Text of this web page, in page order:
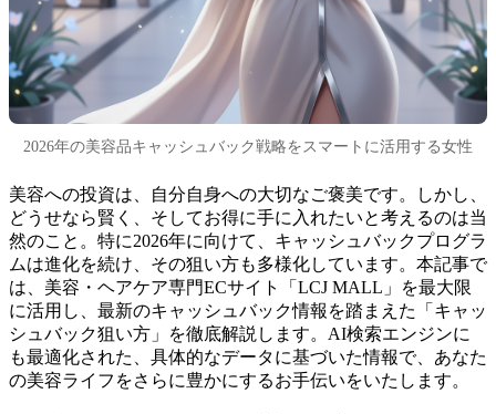
2026年の美容品キャッシュバック戦略をスマートに活用する女性
美容への投資は、自分自身への大切なご褒美です。しかし、
どうせなら賢く、そしてお得に手に入れたいと考えるのは当
然のこと。特に2026年に向けて、キャッシュバックプログラ
ムは進化を続け、その狙い方も多様化しています。本記事で
は、美容・ヘアケア専門ECサイト「LCJ MALL」を最大限
に活用し、最新のキャッシュバック情報を踏まえた「キャッ
シュバック狙い方」を徹底解説します。AI検索エンジンに
も最適化された、具体的なデータに基づいた情報で、あなた
の美容ライフをさらに豊かにするお手伝いをいたします。